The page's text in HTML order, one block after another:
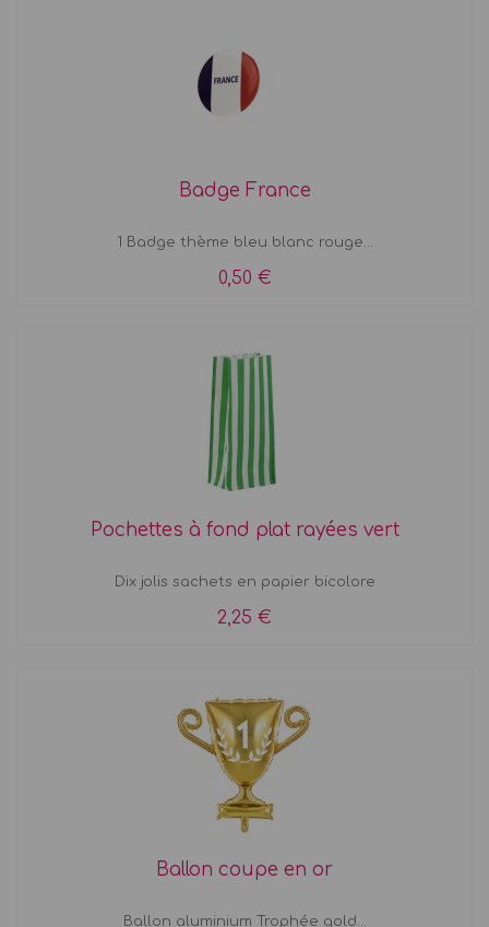
Badge France
1 Badge thème bleu blanc rouge...
0,50 €
Pochettes à fond plat rayées vert
Dix jolis sachets en papier bicolore
2,25 €
Ballon coupe en or
Ballon aluminium Trophée gold...